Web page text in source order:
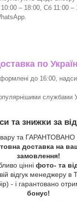
– 18:00, Сб 11:00 –
по
до 16:00,
службами
та знижки за
та
доставка на
замовлення!
цінні фото- та
відгук менеджеру в
- і гарантовано
бонус!